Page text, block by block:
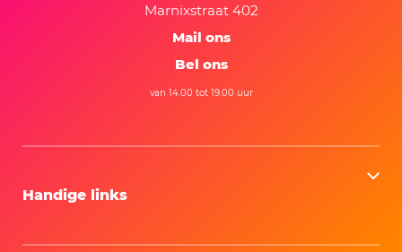
Marnixstraat 402
Mail ons
Bel ons
van 14.00 tot 19.00 uur
Handige links